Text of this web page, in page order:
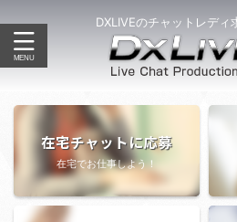
DXLIVEのチャットレディ
在宅チャットに応募
在宅でお仕事しよう！